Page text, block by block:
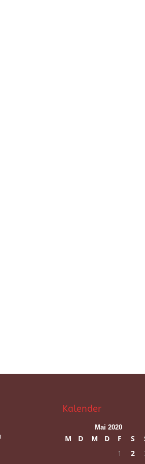
Kalender
Mai 2020
M D M D F S
1
2